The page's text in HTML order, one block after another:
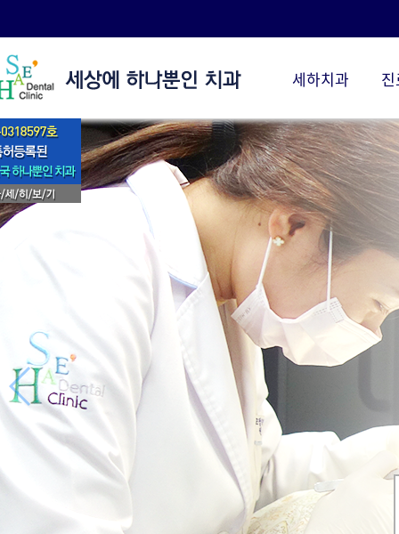
세하치과
세하치과 소개
세하 소개
의료진 소개
세하스토리
세하 둘러보기
진료시간/오시는길
임플란트
세하 임플란트
당뇨 임플란트
전악 임플란트
보험 임플란트
시술전후
치료후기